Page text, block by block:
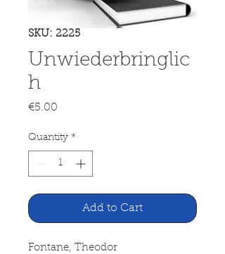
SKU: 2225
Unwiederbringlic
h
€5.00
Quantity *
Add to Cart
Fontane, Theodor